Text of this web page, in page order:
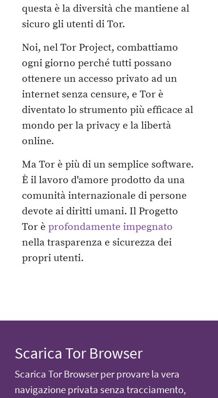
questa è la diversità che mantiene al
sicuro gli utenti di Tor.
Noi, nel Tor Project, combattiamo
ogni giorno perché tutti possano
ottenere un accesso privato ad un
internet senza censure, e Tor è
diventato lo strumento più efficace al
mondo per la privacy e la libertà
online.
Ma Tor è più di un semplice software.
È il lavoro d'amore prodotto da una
comunità internazionale di persone
devote ai diritti umani. Il Progetto
Tor è profondamente impegnato
nella trasparenza e sicurezza dei
propri utenti.
Scarica Tor Browser
Scarica Tor Browser per provare la vera
navigazione privata senza tracciamento,